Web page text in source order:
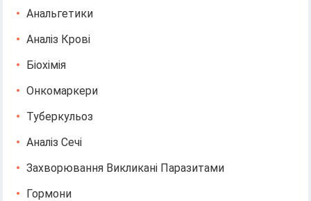
Анальгетики
Аналіз Крові
Біохімія
Онкомаркери
Туберкульоз
Аналіз Сечі
Захворювання Викликані Паразитами
Гормони